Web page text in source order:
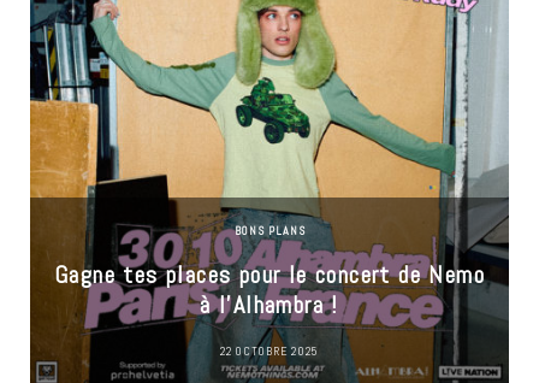
BONS PLANS
Gagne tes places pour le concert de Nemo
à l’Alhambra !
22 OCTOBRE 2025